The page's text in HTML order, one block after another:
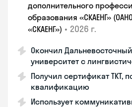
дополнительного
образования «СКАЕНГ»
«СКАЕНГ») • 2026 г.
Окончил
университет с
Получил сертификат
квалификацию
Использует